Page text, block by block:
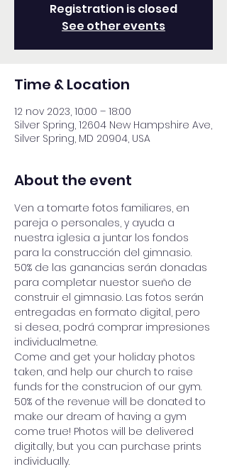
Registration is closed
See other events
Time & Location
12 nov 2023, 10:00 – 18:00
Silver Spring, 12604 New Hampshire Ave,
Silver Spring, MD 20904, USA
About the event
Ven a tomarte fotos familiares, en
pareja o personales, y ayuda a
nuestra iglesia a juntar los fondos
para la construcción del gimnasio.
50% de las ganancias serán donadas
para completar nuestor sueño de
construir el gimnasio. Las fotos serán
entregadas en formato digital, pero
si desea, podrá comprar impresiones
individualmetne.
Come and get your holiday photos
taken, and help our church to raise
funds for the construcion of our gym.
50% of the revenue will be donated to
make our dream of having a gym
come true! Photos will be delivered
digitally, but you can purchase prints
individually.